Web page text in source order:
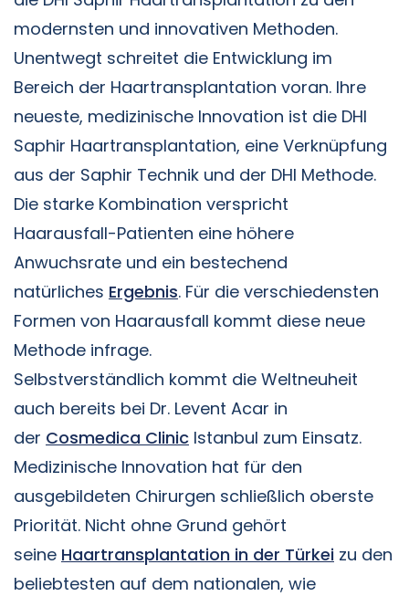
modernsten und innovativen Methoden.
Unentwegt schreitet die Entwicklung im
Bereich der Haartransplantation voran. Ihre
neueste, medizinische Innovation ist die DHI
Saphir Haartransplantation, eine Verknüpfung
aus der Saphir Technik und der DHI Methode.
Die starke Kombination verspricht
Haarausfall-Patienten eine höhere
Anwuchsrate und ein bestechend
natürliches Ergebnis. Für die verschiedensten
Formen von Haarausfall kommt diese neue
Methode infrage.
Selbstverständlich kommt die Weltneuheit
auch bereits bei Dr. Levent Acar in
der Cosmedica Clinic Istanbul zum Einsatz.
Medizinische Innovation hat für den
ausgebildeten Chirurgen schließlich oberste
Priorität. Nicht ohne Grund gehört
seine Haartransplantation in der Türkei zu den
beliebtesten auf dem nationalen, wie